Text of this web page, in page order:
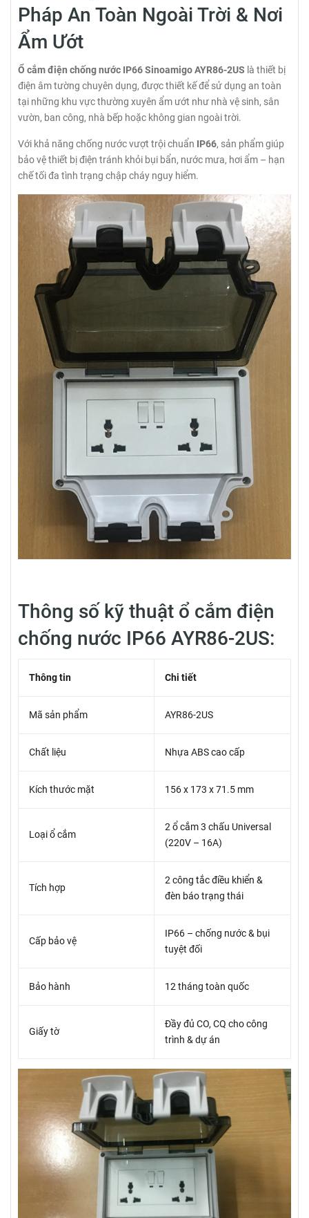
Pháp An Toàn Ngoài Trời & Nơi
Ẩm Ướt
Ổ cắm điện chống nước IP66 Sinoamigo AYR86-2US là thiết bị
điện âm tường chuyên dụng, được thiết kế để sử dụng an toàn
tại những khu vực thường xuyên ẩm ướt như nhà vệ sinh, sân
vườn, ban công, nhà bếp hoặc không gian ngoài trời.
Với khả năng chống nước vượt trội chuẩn IP66, sản phẩm giúp
bảo vệ thiết bị điện tránh khỏi bụi bẩn, nước mưa, hơi ẩm – hạn
chế tối đa tình trạng chập cháy nguy hiểm.
Thông số kỹ thuật ổ cắm điện
chống nước IP66 AYR86-2US:
Thông tin Chi tiết
Mã sản phẩm AYR86-2US
Chất liệu Nhựa ABS cao cấp
Kích thước mặt 156 x 173 x 71.5 mm
Loại ổ cắm
2 ổ cắm 3 chấu Universal
(220V – 16A)
Tích hợp
2 công tắc điều khiển &
đèn báo trạng thái
Cấp bảo vệ
IP66 – chống nước & bụi
tuyệt đối
Bảo hành 12 tháng toàn quốc
Giấy tờ
Đầy đủ CO, CQ cho công
trình & dự án